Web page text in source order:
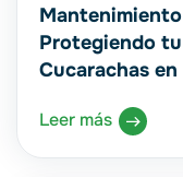
Protegiendo
Cucarachas
Leer más